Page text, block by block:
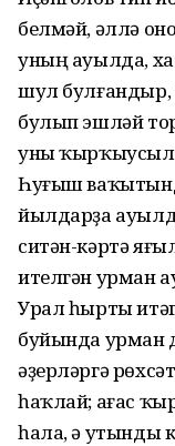
белмәй, әллә
уның ауылда,
шул булғандыр,
булып эшләй
уны
Һуғыш
йылдарҙа
ситән-кәртә
ителгән урман
Урал һырты
буйында урман
әҙерләргә
һаҡлай; ағас
һала, ә утынды